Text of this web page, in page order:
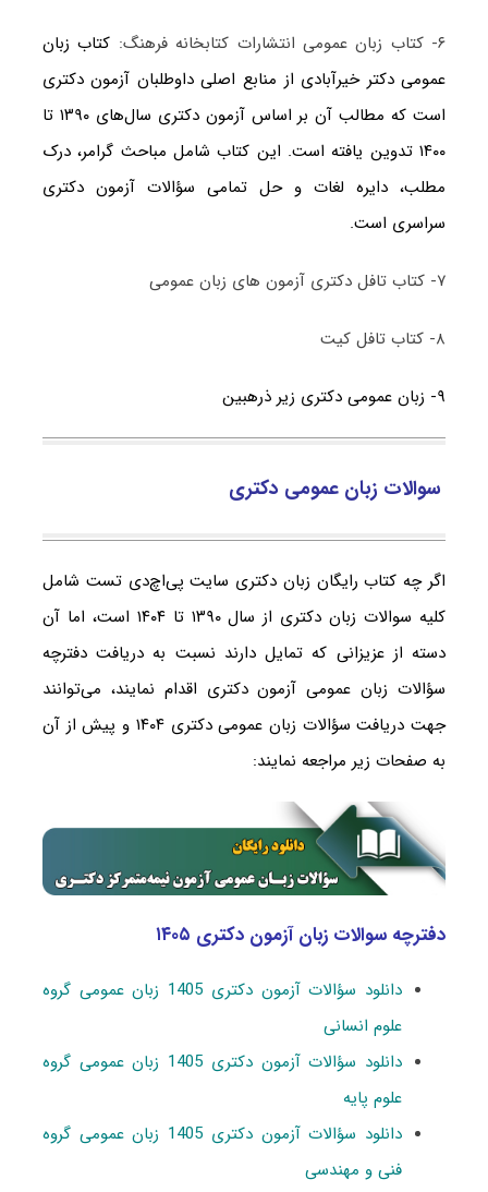
۶- کتاب زبان عمومی انتشارات کتابخانه فرهنگ:
کتاب زبان
عمومی دکتر خیرآبادی از منابع اصلی داوطلبان آزمون دکتری
است که مطالب آن بر اساس آزمون دکتری سال‌های ۱۳۹۰ تا
۱۴۰۰ تدوین یافته است. این کتاب شامل مباحث گرامر، درک
مطلب، دایره لغات و حل تمامی سؤالات آزمون دکتری
سراسری است.
۷- کتاب تافل دکتری آزمون های زبان عمومی
۸- کتاب تافل کیت
۹- زبان عمومی دکتری زیر ذره‎بین
سوالات زبان عمومی دکتری
اگر چه کتاب رایگان زبان دکتری سایت پی‌اچ‌دی تست شامل
کلیه سوالات زبان دکتری از سال ۱۳۹۰ تا ۱۴۰۴ است، اما آن
دسته از عزیزانی که تمایل دارند نسبت به دریافت دفترچه
سؤالات زبان عمومی آزمون دکتری اقدام نمایند، می‌توانند
جهت دریافت سؤالات زبان عمومی دکتری ۱۴۰۴ و پیش از آن
به صفحات زیر مراجعه نمایند:
دفترچه سوالات زبان آزمون دکتری ۱۴۰۵
دانلود سؤالات آزمون دکتری 1405 زبان عمومی گروه
علوم انسانی
دانلود سؤالات آزمون دکتری 1405 زبان عمومی گروه
علوم پایه
دانلود سؤالات آزمون دکتری 1405 زبان عمومی گروه
فنی و مهندسی